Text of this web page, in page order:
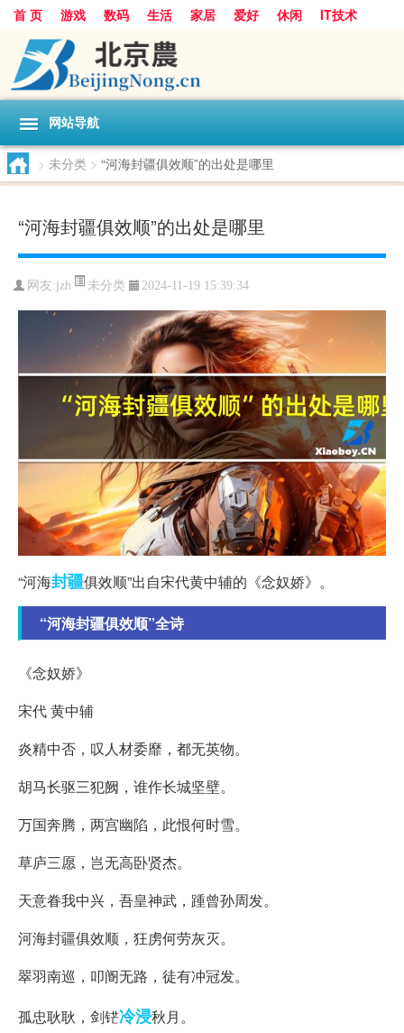
首 页 游戏 数码 生活 家居 爱好 休闲
IT技术
互联网
手机 购物
网站导航
> 未分类 > “河海封疆俱效顺”的出处是哪里
“河海封疆俱效顺”的出处是哪里
网友:jzh 未分类 2024-11-19 15:39:34
“河海封疆俱效顺”出自宋代黄中辅的《念奴娇》。
“河海封疆俱效顺”全诗
《念奴娇》
宋代 黄中辅
炎精中否，叹人材委靡，都无英物。
胡马长驱三犯阙，谁作长城坚壁。
万国奔腾，两宫幽陷，此恨何时雪。
草庐三愿，岂无高卧贤杰。
天意眷我中兴，吾皇神武，踵曾孙周发。
河海封疆俱效顺，狂虏何劳灰灭。
翠羽南巡，叩阍无路，徒有冲冠发。
孤忠耿耿，剑铓冷浸秋月。